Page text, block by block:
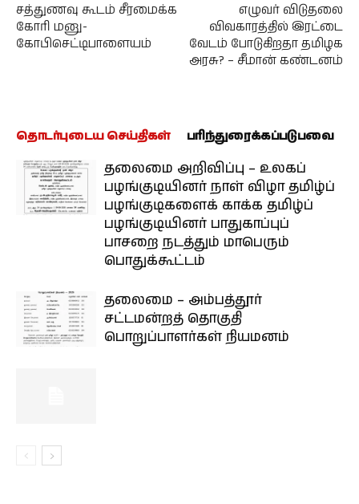
சத்துணவு கூடம் சீரமைக்க
கோரி மனு-
கோபிசெட்டிபாளையம்
எழுவர் விடுதலை
விவகாரத்தில் இரட்டை
வேடம் போடுகிறதா தமிழக
அரசு? – சீமான் கண்டனம்
தொடர்புடைய செய்திகள் பரிந்துரைக்கப்படுபவை
தலைமை அறிவிப்பு – உலகப்
பழங்குடியினர் நாள் விழா தமிழ்ப்
பழங்குடிகளைக் காக்க தமிழ்ப்
பழங்குடியினர் பாதுகாப்புப்
பாசறை நடத்தும் மாபெரும்
பொதுக்கூட்டம்
தலைமை – அம்பத்தூர்
சட்டமன்றத் தொகுதி
பொறுப்பாளர்கள் நியமனம்